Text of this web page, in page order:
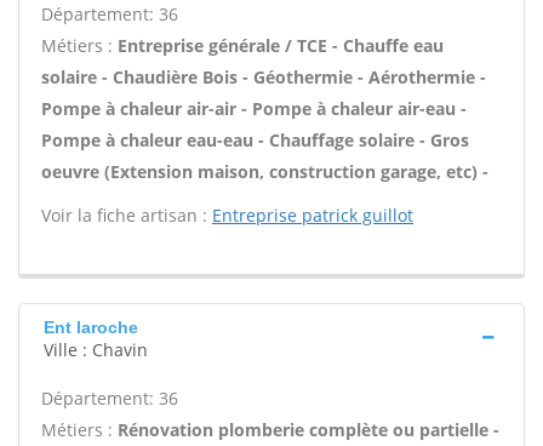
Département: 36
Métiers : Entreprise générale / TCE - Chauffe eau
solaire - Chaudière Bois - Géothermie - Aérothermie -
Pompe à chaleur air-air - Pompe à chaleur air-eau -
Pompe à chaleur eau-eau - Chauffage solaire - Gros
oeuvre (Extension maison, construction garage, etc) -
Voir la fiche artisan : Entreprise patrick guillot
Ent laroche
Ville : Chavin
Département: 36
Métiers : Rénovation plomberie complète ou partielle -